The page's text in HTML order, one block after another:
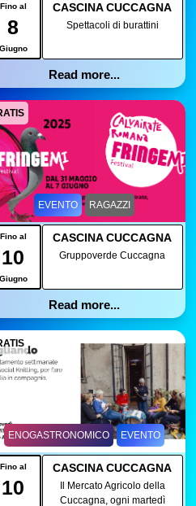
Fino al
8
Giugno
CASCINA CUCCAGNA
Spettacoli di burattini
Read more...
EVENTO RAGAZZI
Fino al
10
Giugno
CASCINA CUCCAGNA
Gruppoverde Cuccagna
Read more...
ENOGASTRONOMICO EVENTO
Fino al
10
CASCINA CUCCAGNA
Il Mercato Agricolo della
Cuccagna, ogni martedì